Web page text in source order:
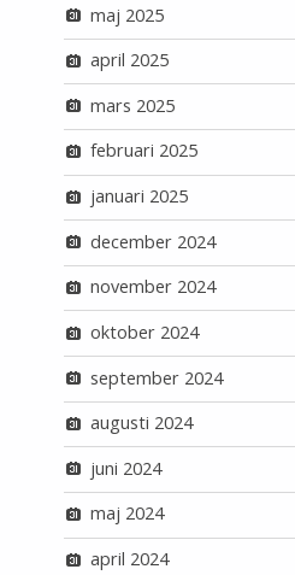
maj 2025
april 2025
mars 2025
februari 2025
januari 2025
december 2024
november 2024
oktober 2024
september 2024
augusti 2024
juni 2024
maj 2024
april 2024